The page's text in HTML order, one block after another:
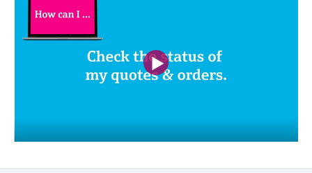
Device Viewer
Find product-specific information and
Medição de nível com pressão
Comprar tudo
Tecnologia Memosens
Comprar tudo
do processo para tomada de
decisões